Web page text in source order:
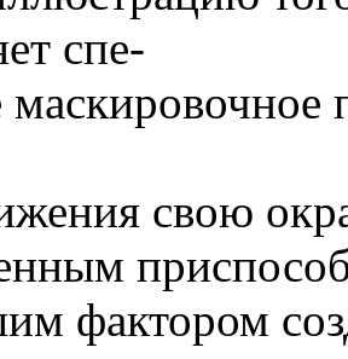
спе-
маскировочное
свою
фактором